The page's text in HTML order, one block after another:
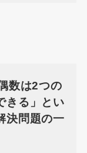
数は2つの
きる」とい
決問題の一